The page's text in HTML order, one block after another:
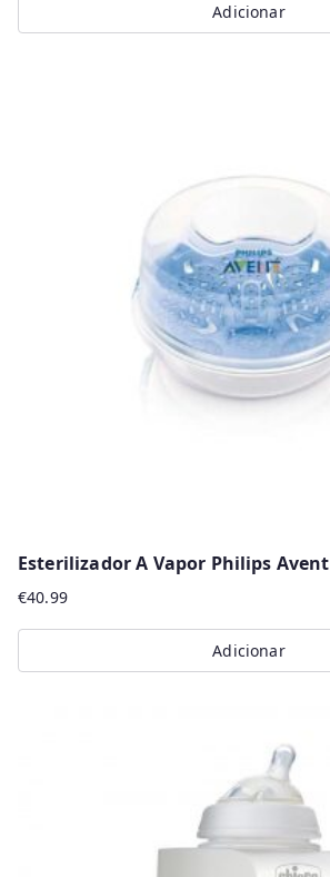
Adicionar
Esterilizador A Vapor Philips Avent
€40.99
Adicionar